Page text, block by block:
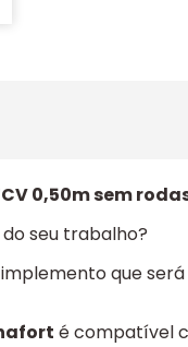
0,50m sem
seu trabalho?
que
é compatível